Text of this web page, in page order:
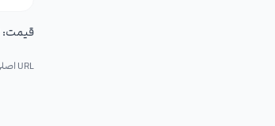
قیمت:
URL اصلی: /p/